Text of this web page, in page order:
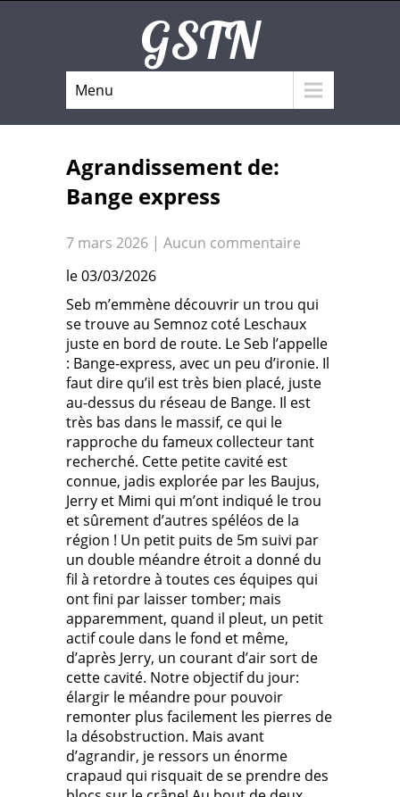
GSTN
Menu
Agrandissement de:
Bange express
7 mars 2026 | Aucun commentaire
le 03/03/2026
Seb m’emmène découvrir un trou qui
se trouve au Semnoz coté Leschaux
juste en bord de route. Le Seb l’appelle
: Bange-express, avec un peu d’ironie. Il
faut dire qu’il est très bien placé, juste
au-dessus du réseau de Bange. Il est
très bas dans le massif, ce qui le
rapproche du fameux collecteur tant
recherché. Cette petite cavité est
connue, jadis explorée par les Baujus,
Jerry et Mimi qui m’ont indiqué le trou
et sûrement d’autres spéléos de la
région ! Un petit puits de 5m suivi par
un double méandre étroit a donné du
fil à retordre à toutes ces équipes qui
ont fini par laisser tomber; mais
apparemment, quand il pleut, un petit
actif coule dans le fond et même,
d’après Jerry, un courant d’air sort de
cette cavité. Notre objectif du jour:
élargir le méandre pour pouvoir
remonter plus facilement les pierres de
la désobstruction. Mais avant
d’agrandir, je ressors un énorme
crapaud qui risquait de se prendre des